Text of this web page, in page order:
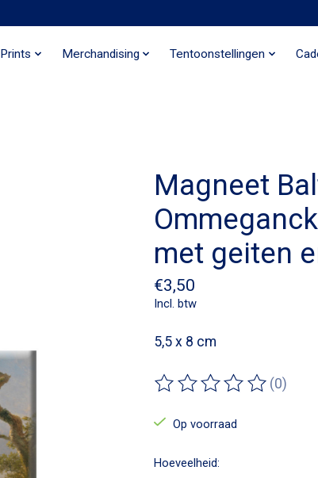
Prints Merchandising Tentoonstellingen
Magneet
met geiten
€3,50
Incl. btw
5,5 x 8 cm
De beoordeling van dit
(0)
Op voorraad
Hoeveelheid: